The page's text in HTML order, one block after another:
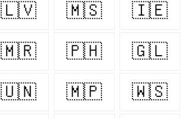
🇱🇻 🇲🇸 🇮🇪
🇲🇷 🇵🇭 🇬🇱
🇺🇳 🇲🇵 🇼🇸